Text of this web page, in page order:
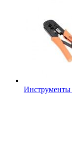
Инструменты